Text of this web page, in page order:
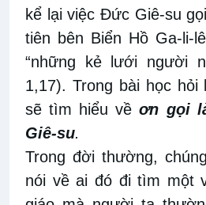
kể lại việc Đức Giê-su
tiên bên Biển Hồ Ga-li-
“những kẻ lưới người
1,17). Trong bài học hỏi
sẽ tìm hiểu vềơn gọi
Giê-su.
Trong đời thường,
nói về ai đó đi tìm một